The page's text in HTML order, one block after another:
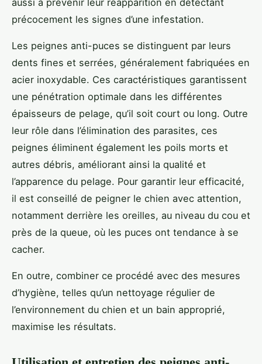
précocement les signes d’une infestation.
Les peignes anti-puces se distinguent par leurs
dents fines et serrées, généralement fabriquées en
acier inoxydable. Ces caractéristiques garantissent
une pénétration optimale dans les différentes
épaisseurs de pelage, qu’il soit court ou long. Outre
leur rôle dans l’élimination des parasites, ces
peignes éliminent également les poils morts et
autres débris, améliorant ainsi la qualité et
l’apparence du pelage. Pour garantir leur efficacité,
il est conseillé de peigner le chien avec attention,
notamment derrière les oreilles, au niveau du cou et
près de la queue, où les puces ont tendance à se
cacher.
En outre, combiner ce procédé avec des mesures
d’hygiène, telles qu’un nettoyage régulier de
l’environnement du chien et un bain approprié,
maximise les résultats.